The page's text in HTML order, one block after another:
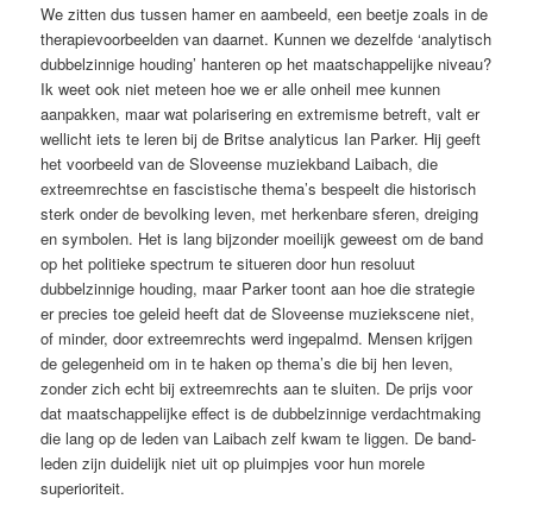
We zitten dus tussen hamer en aambeeld, een beetje zoals in de
therapievoorbeelden van daarnet. Kunnen we dezelfde ‘analytisch
dubbelzinnige houding’ hanteren op het maatschappelijke ­niveau?
Ik weet ook niet meteen hoe we er alle onheil mee kunnen
aanpakken, maar wat polarisering en extremisme betreft, valt er
wellicht iets te leren bij de Britse analyticus Ian Parker. Hij geeft
het voorbeeld van de Sloveense muziekband Laibach, die
extreemrechtse en fascistische thema’s bespeelt die historisch
sterk onder de bevolking ­leven, met herkenbare sferen, dreiging
en symbolen. Het is lang bijzonder moeilijk geweest om de band
op het ­politieke spectrum te situeren door hun resoluut
dubbelzinnige houding, maar Parker toont aan hoe die strategie
er precies toe geleid heeft dat de Sloveense muziekscene niet,
of minder, door extreemrechts werd ingepalmd. Mensen krijgen
de gelegenheid om in te ­haken op thema’s die bij hen leven,
zonder zich echt bij extreemrechts aan te sluiten. De prijs voor
dat maatschappelijke effect is de dubbelzinnige verdachtmaking
die lang op de leden van Laibach zelf kwam te liggen. De band­
leden zijn duidelijk niet uit op pluimpjes voor hun morele
superioriteit.